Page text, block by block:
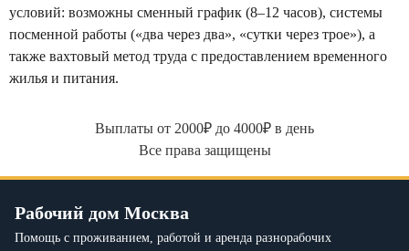
условий: возможны сменный график (8–12 часов), системы
посменной работы («два через два», «сутки через трое»), а
также вахтовый метод труда с предоставлением временного
жилья и питания.
Выплаты от 2000₽ до 4000₽ в день
Все права защищены
Рабочий дом Москва
Помощь с проживанием, работой и аренда разнорабочих